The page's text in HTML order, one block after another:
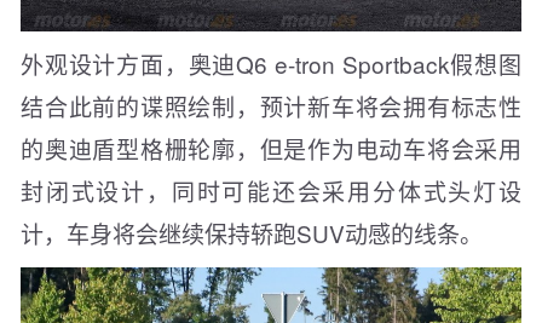
外观设计方面，奥迪Q6 e-tron Sportback假想图
结合此前的谍照绘制，预计新车将会拥有标志性
的奥迪盾型格栅轮廓，但是作为电动车将会采用
封闭式设计，同时可能还会采用分体式头灯设
计，车身将会继续保持轿跑SUV动感的线条。